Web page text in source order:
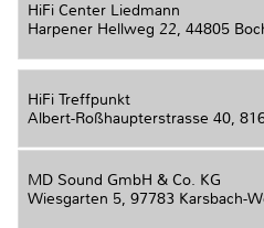
HiFi Center Liedmann
Harpener Hellweg 22, 44805
HiFi Treffpunkt
Albert-Roßhaupterstrasse 40,
MD Sound GmbH & Co. KG
Wiesgarten 5, 97783 Karsbach-